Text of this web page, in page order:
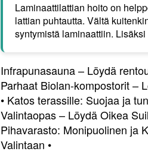
Laminaattilattian hoito on
lattian puhtautta. Vältä
syntymistä laminaattiin.
Infrapunasauna – Löydä
Parhaat Biolan-kompostorit –
• Katos terassille: Suojaa ja
Valintaopas – Löydä Oikea
Pihavarasto: Monipuolinen ja
Valintaan •